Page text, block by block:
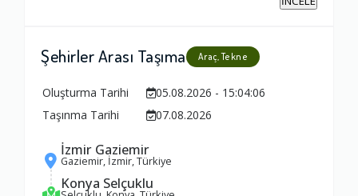
Şehirler Arası Taşıma Araç, Tekne
Oluşturma Tarihi
05.08.2026 - 15:04:06
Taşınma Tarihi
07.08.2026
İzmir Gaziemir
Gaziemir, İzmir, Türkiye
Konya Selçuklu